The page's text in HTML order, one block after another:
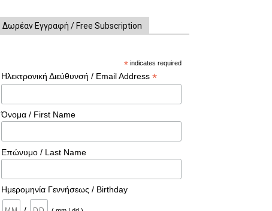
Δωρέαν Εγγραφή / Free Subscription
* indicates required
Ηλεκτρονική Διεύθυνσή / Email Address *
Όνομα / First Name
Επώνυμο / Last Name
Ημερομηνία Γεννήσεως / Birthday